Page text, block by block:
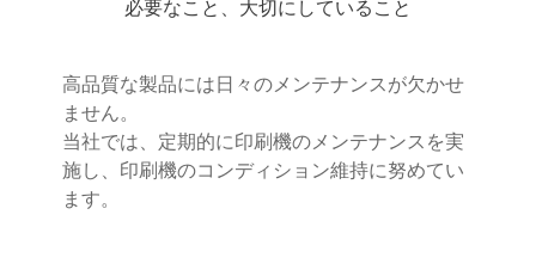
必要なこと、大切にしていること
高品質な製品には日々のメンテナンスが欠かせ
ません。
当社では、定期的に印刷機のメンテナンスを実
施し、印刷機のコンディション維持に努めてい
ます。